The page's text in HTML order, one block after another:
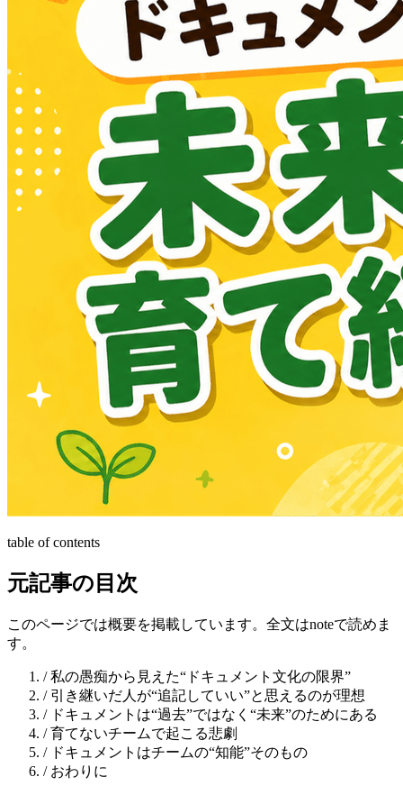
table of contents
元記事の目次
このページでは概要を掲載しています。全文はnoteで読めま
す。
/私の愚痴から見えた“ドキュメント文化の限界”
/引き継いだ人が“追記していい”と思えるのが理想
/ドキュメントは“過去”ではなく“未来”のためにある
/育てないチームで起こる悲劇
/ドキュメントはチームの“知能”そのもの
/おわりに